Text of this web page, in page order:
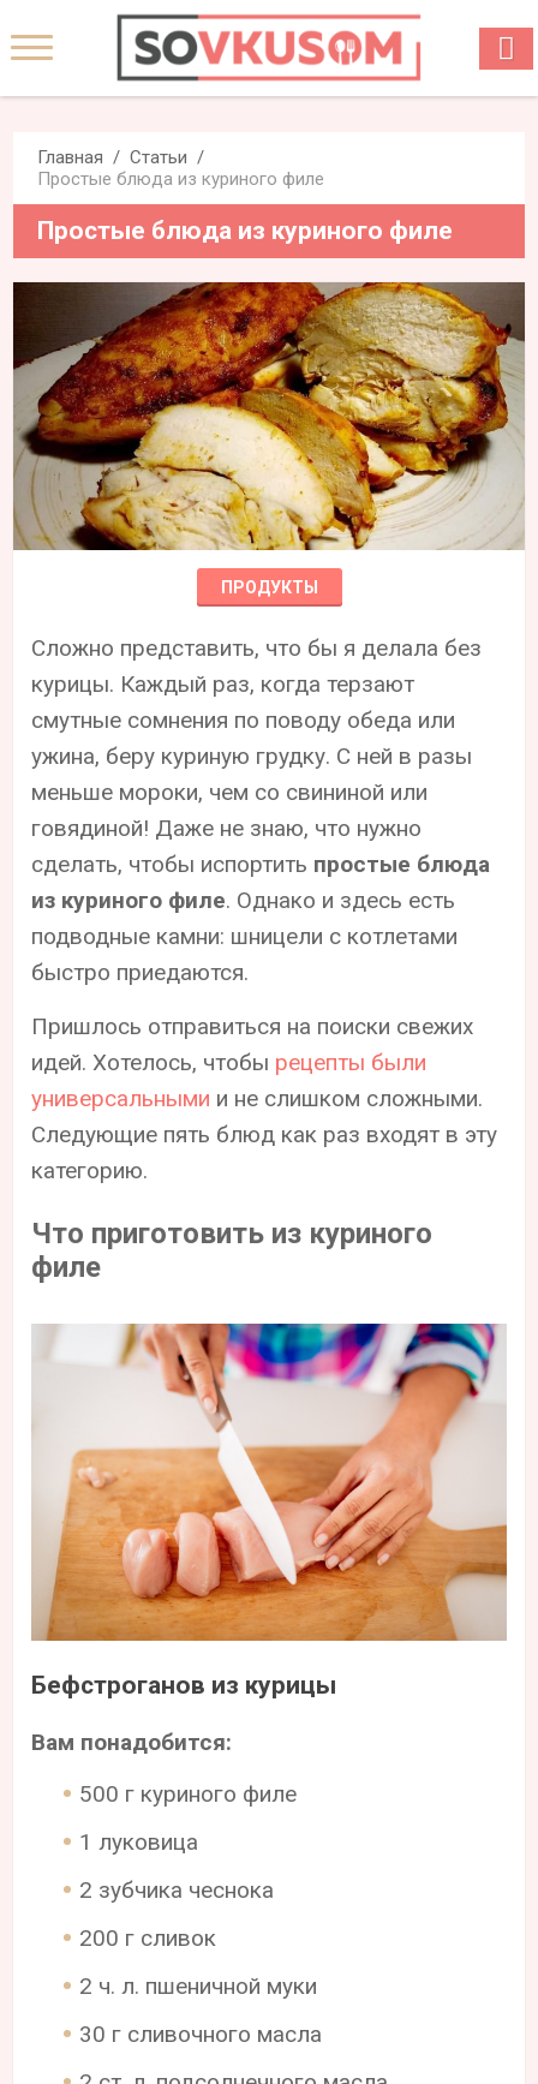
Главная
Статьи
Простые блюда из куриного филе
Простые блюда из куриного филе
ПРОДУКТЫ
Сложно представить, что бы я делала без
курицы. Каждый раз, когда терзают
смутные сомнения по поводу обеда или
ужина, беру куриную грудку. С ней в разы
меньше мороки, чем со свининой или
говядиной! Даже не знаю, что нужно
сделать, чтобы испортить простые блюда
из куриного филе. Однако и здесь есть
подводные камни: шницели с котлетами
быстро приедаются.
Пришлось отправиться на поиски свежих
идей. Хотелось, чтобы рецепты были
универсальными и не слишком сложными.
Следующие пять блюд как раз входят в эту
категорию.
Что приготовить из куриного
филе
Бефстроганов из курицы
Вам понадобится:
500 г куриного филе
1 луковица
2 зубчика чеснока
200 г сливок
2 ч. л. пшеничной муки
30 г сливочного масла